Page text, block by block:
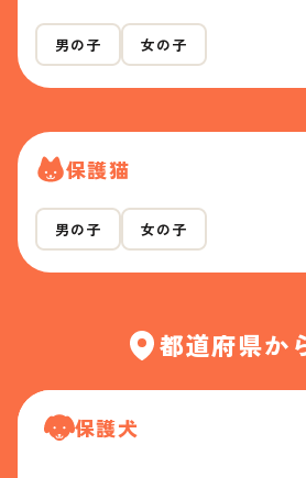
男の子 女の子
保護猫
男の子 女の子
都道府県か
保護犬